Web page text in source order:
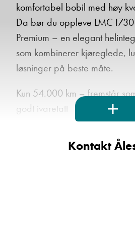
komfortabel bobil med høy
Da bør du oppleve LMC
Premium – en elegant
som kombinerer kjøreglede,
løsninger på beste måte.
Kun 54.000 km – fremstår
godt ivaretatt
Kontakt